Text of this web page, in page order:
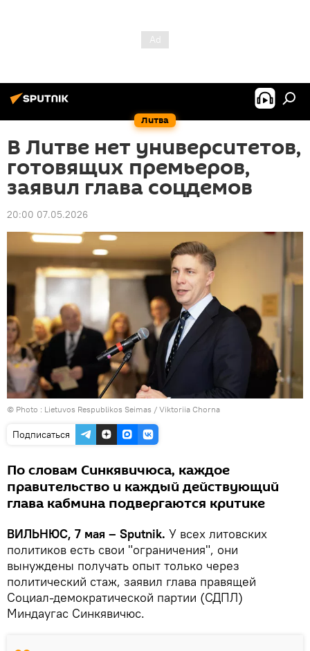
Литва
В Литве нет университетов,
готовящих премьеров,
заявил глава соцдемов
20:00 07.05.2026
© Photo : Lietuvos Respublikos Seimas / Viktoriia Chorna
Подписаться
По словам Синкявичюса, каждое
правительство и каждый действующий
глава кабмина подвергаются критике
ВИЛЬНЮС, 7 мая – Sputnik. У всех литовских
политиков есть свои "ограничения", они
вынуждены получать опыт только через
политический стаж, заявил глава правящей
Социал-демократической партии (СДПЛ)
Миндаугас Синкявичюс.